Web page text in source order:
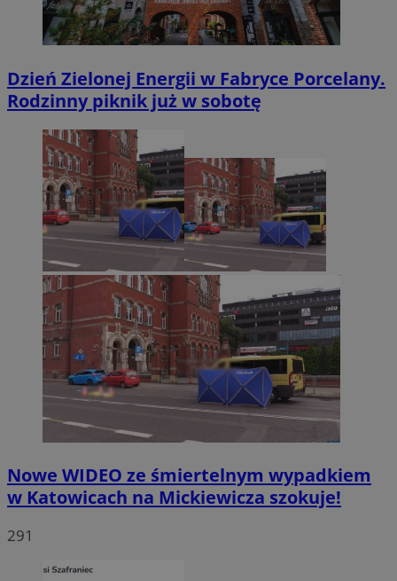
Dzień Zielonej Energii w Fabryce Porcelany.
Rodzinny piknik już w sobotę
Nowe WIDEO ze śmiertelnym wypadkiem
w Katowicach na Mickiewicza szokuje!
291